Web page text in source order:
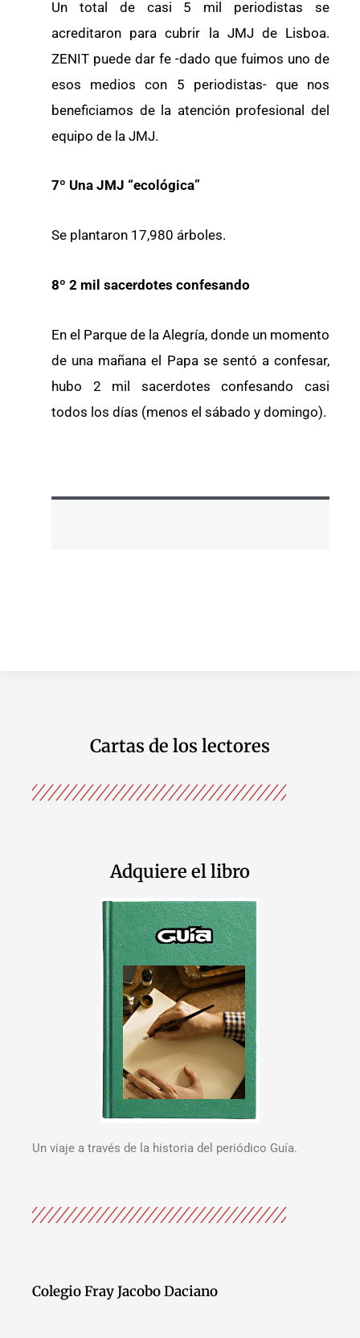
Un total de casi 5 mil periodistas se
acreditaron para cubrir la JMJ de Lisboa.
ZENIT puede dar fe -dado que fuimos uno de
esos medios con 5 periodistas- que nos
beneficiamos de la atención profesional del
equipo de la JMJ.
7º Una JMJ “ecológica”
Se plantaron 17,980 árboles.
8º 2 mil sacerdotes confesando
En el Parque de la Alegría, donde un momento
de una mañana el Papa se sentó a confesar,
hubo 2 mil sacerdotes confesando casi
todos los días (menos el sábado y domingo).
Cartas de los lectores
Adquiere el libro
Un viaje a través de la historia del periódico Guía.
Colegio Fray Jacobo Daciano